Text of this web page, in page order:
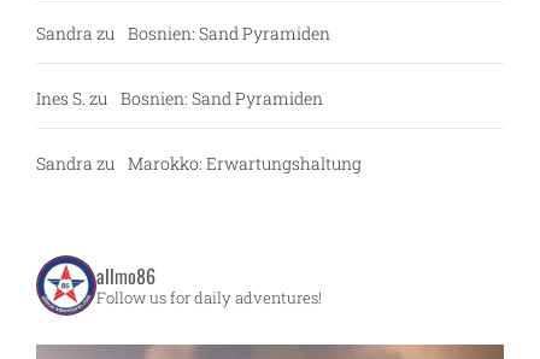
Sandra zu Bosnien: Sand Pyramiden
Ines S. zu Bosnien: Sand Pyramiden
Sandra zu Marokko: Erwartungshaltung
allmo86
Follow us for daily adventures!